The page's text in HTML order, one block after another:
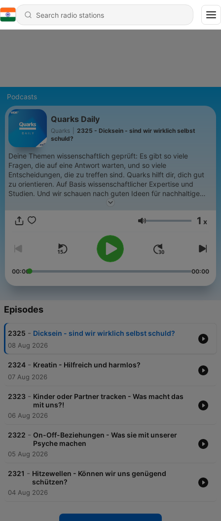
Podcasts
Quarks Daily
Quarks
2325 - Dicksein - sind wir wirklich selbst
schuld?
Deine Themen wissenschaftlich geprüft: Es gibt so viele
Fragen, die auf eine Antwort warten, und so viele
Entscheidungen, die zu treffen sind. Quarks hilft dir, dich gut
zu orientieren. Auf Basis wissenschaftlicher Expertise und
Studien. Und wir schauen nach guten Ideen für nachhaltige
Lösungen. Quarks – gemacht mit Hirn, Herz und deinem
Volume 1 x
00:00 00:00
Episodes
2325 - Dicksein - sind wir wirklich selbst schuld?
08 Aug 2026
2324 - Kreatin - Hilfreich und harmlos?
07 Aug 2026
2323 - Kinder oder Partner tracken - Was macht das
mit uns?!
06 Aug 2026
2322 - On-Off-Beziehungen - Was sie mit unserer
Psyche machen
05 Aug 2026
2321 - Hitzewellen - Können wir uns genügend
schützen?
04 Aug 2026